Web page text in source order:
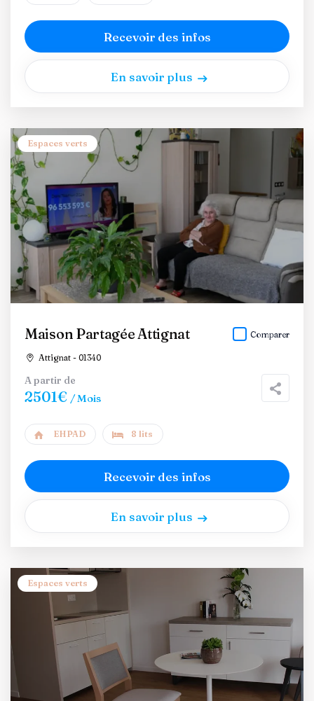
Recevoir des infos
En savoir plus
Espaces verts
Maison Partagée Attignat
Attignat - 01340
Comparer
A partir de
2501€ / Mois
EHPAD 8 lits
Recevoir des infos
En savoir plus
Espaces verts